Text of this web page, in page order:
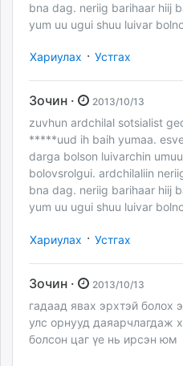
bna dag. neriig barihaar hiij
yum uu ugui shuu luivar
Хариулах · Устгах
Зочин · 2013/10/13
zuvhun ardchilal sotsialist
*****uud ih baih yumaa.
darga bolson luivarchin
bolovsrolgui. ardchilaliin
bna dag. neriig barihaar hiij
yum uu ugui shuu luivar
Хариулах · Устгах
Зочин · 2013/10/13
гадаад явах эрхтэй болох
улс орнууд даяарчлагдаж
болсон цаг үе нь ирсэн юм